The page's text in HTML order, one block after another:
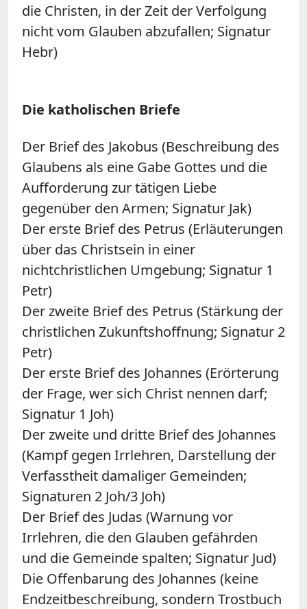
die Christen, in der Zeit der Verfolgung
nicht vom Glauben abzufallen; Signatur
Hebr)
Die katholischen Briefe
Der Brief des Jakobus (Beschreibung des
Glaubens als eine Gabe Gottes und die
Aufforderung zur tätigen Liebe
gegenüber den Armen; Signatur Jak)
Der erste Brief des Petrus (Erläuterungen
über das Christsein in einer
nichtchristlichen Umgebung; Signatur 1
Petr)
Der zweite Brief des Petrus (Stärkung der
christlichen Zukunftshoffnung; Signatur 2
Petr)
Der erste Brief des Johannes (Erörterung
der Frage, wer sich Christ nennen darf;
Signatur 1 Joh)
Der zweite und dritte Brief des Johannes
(Kampf gegen Irrlehren, Darstellung der
Verfasstheit damaliger Gemeinden;
Signaturen 2 Joh/3 Joh)
Der Brief des Judas (Warnung vor
Irrlehren, die den Glauben gefährden
und die Gemeinde spalten; Signatur Jud)
Die Offenbarung des Johannes (keine
Endzeitbeschreibung, sondern Trostbuch